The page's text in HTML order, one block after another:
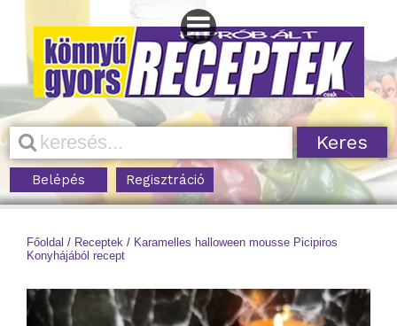
Belépés Regisztráció
Főoldal / Receptek / Karamelles halloween mousse Picipiros
Konyhájából recept